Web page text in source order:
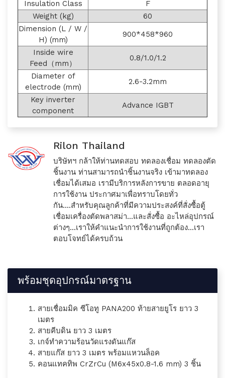
Insulation Class
F
Weight (kg)
60
Dimension (L / W /
H) (mm)
900*458*960
Inside wire
Feed（mm）
0.8/1.0/1.2
Diameter of
electrode (mm)
2.6-3.2mm
Key inverter
component
Advance IGBT
Rilon Thailand
บริษัทฯ กล้าให้ท่านทดสอบ ทดลองเชื่อม ทดลองตัด
ชิ้นงาน ท่านสามารถนำชิ้นงานจริง เข้ามาทดลอง
เชื่อมได้เสมอ เรามีบริการหลังการขาย ตลอดอายุ
การใช้งาน ประกาศมาเพื่อทราบโดยทั่ว
กัน....สำหรับคุณลูกค้าที่มีความประสงค์ที่สั่งซื้อตู้
เชื่อมเครื่องตัดพลาสม่า...และสั่งซื้อ อะไหล่อุปกรณ์
ต่างๆ...เราให้คำแนะนำการใช้งานที่ถูกต้อง...เรา
ตอบโจทย์ได้ครบถ้วน
พร้อมชุดอุปกรณ์มาตรฐาน
สายเชื่อมมิค ซีโอทู PANA200 ท้ายสายยูโร ยาว 3
เมตร
สายคีบดิน ยาว 3 เมตร
เกจ์ทำความร้อนวัดแรงดันแก๊ส
สายแก๊ส ยาว 3 เมตร พร้อมแหวนล็อค
คอนแทคทิพ CrZrCu (M6x45x0.8-1.6 mm) 3 ชิ้น